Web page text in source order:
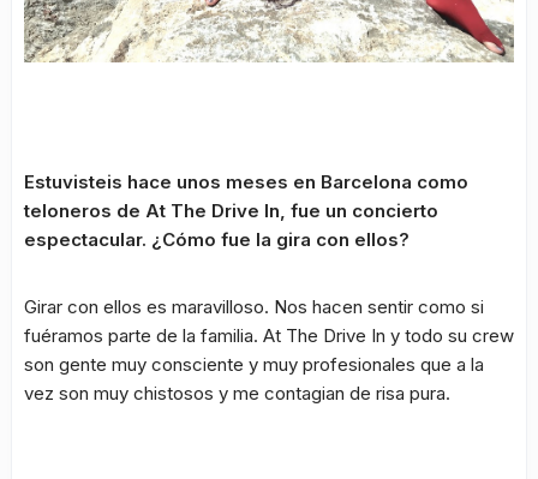
Estuvisteis hace unos meses en Barcelona como
teloneros de At The Drive In, fue un concierto
espectacular. ¿Cómo fue la gira con ellos?
Girar con ellos es maravilloso. Nos hacen sentir como si
fuéramos parte de la familia. At The Drive In y todo su crew
son gente muy consciente y muy profesionales que a la
vez son muy chistosos y me contagian de risa pura.